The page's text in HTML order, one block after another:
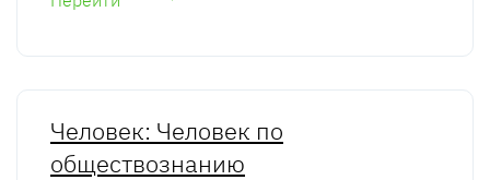
Человек: Человек по
обществознанию